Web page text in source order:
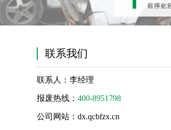
联系我们
联系人：李经理
报废热线： 400-8951798
公司网站：dx.qcbfzx.cn